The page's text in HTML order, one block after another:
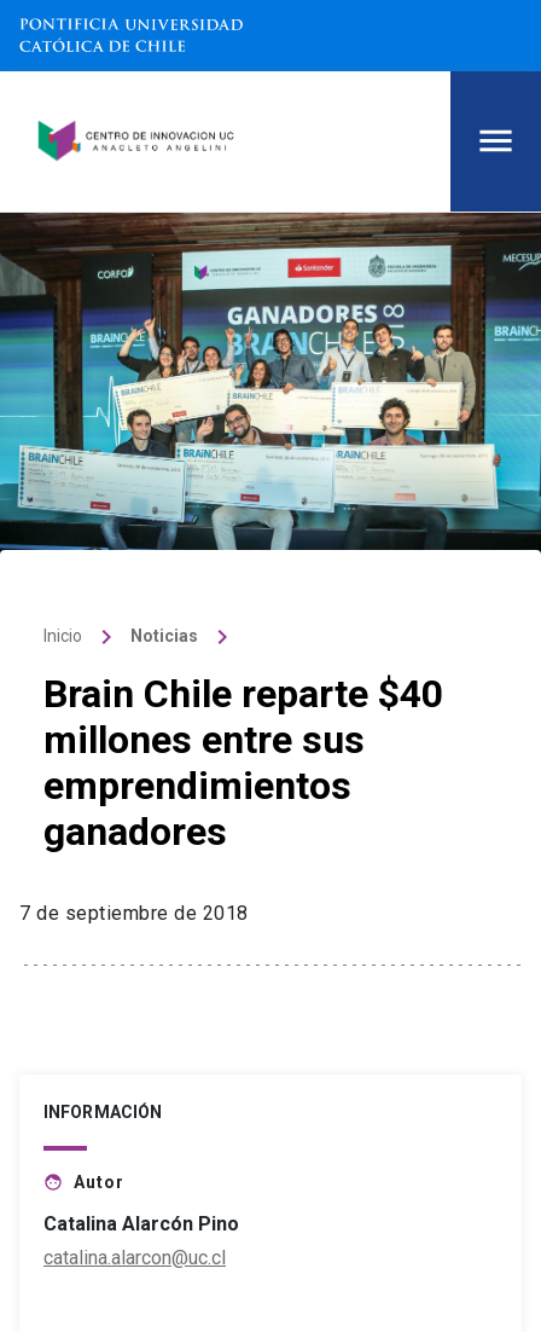
Inicio keyboard_arrow_right Noticias keyboard_arrow_right
Brain Chile reparte $40
millones entre sus
emprendimientos
ganadores
7 de septiembre de 2018
INFORMACIÓN
face Autor
Catalina Alarcón Pino
catalina.alarcon@uc.cl